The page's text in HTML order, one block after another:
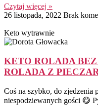
Czytaj więcej »
26 listopada, 2022 Brak
Keto wytrawnie
KETO ROLADA
ROLADA Z
Coś na szybko, do zjedzenia
niespodziewanych gości 😋